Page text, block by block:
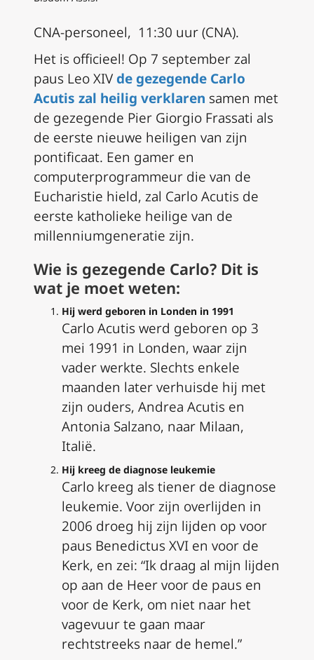
CNA-personeel, 11:30 uur (CNA).
Het is officieel! Op 7 september zal
paus Leo XIV de gezegende Carlo
Acutis zal heilig verklaren samen met
de gezegende Pier Giorgio Frassati als
de eerste nieuwe heiligen van zijn
pontificaat. Een gamer en
computerprogrammeur die van de
Eucharistie hield, zal Carlo Acutis de
eerste katholieke heilige van de
millenniumgeneratie zijn.
Wie is gezegende Carlo? Dit is
wat je moet weten:
Hij werd geboren in Londen in 1991
Carlo Acutis werd geboren op 3
mei 1991 in Londen, waar zijn
vader werkte. Slechts enkele
maanden later verhuisde hij met
zijn ouders, Andrea Acutis en
Antonia Salzano, naar Milaan,
Italië.
Hij kreeg de diagnose leukemie
Carlo kreeg als tiener de diagnose
leukemie. Voor zijn overlijden in
2006 droeg hij zijn lijden op voor
paus Benedictus XVI en voor de
Kerk, en zei: “Ik draag al mijn lijden
op aan de Heer voor de paus en
voor de Kerk, om niet naar het
vagevuur te gaan maar
rechtstreeks naar de hemel.”